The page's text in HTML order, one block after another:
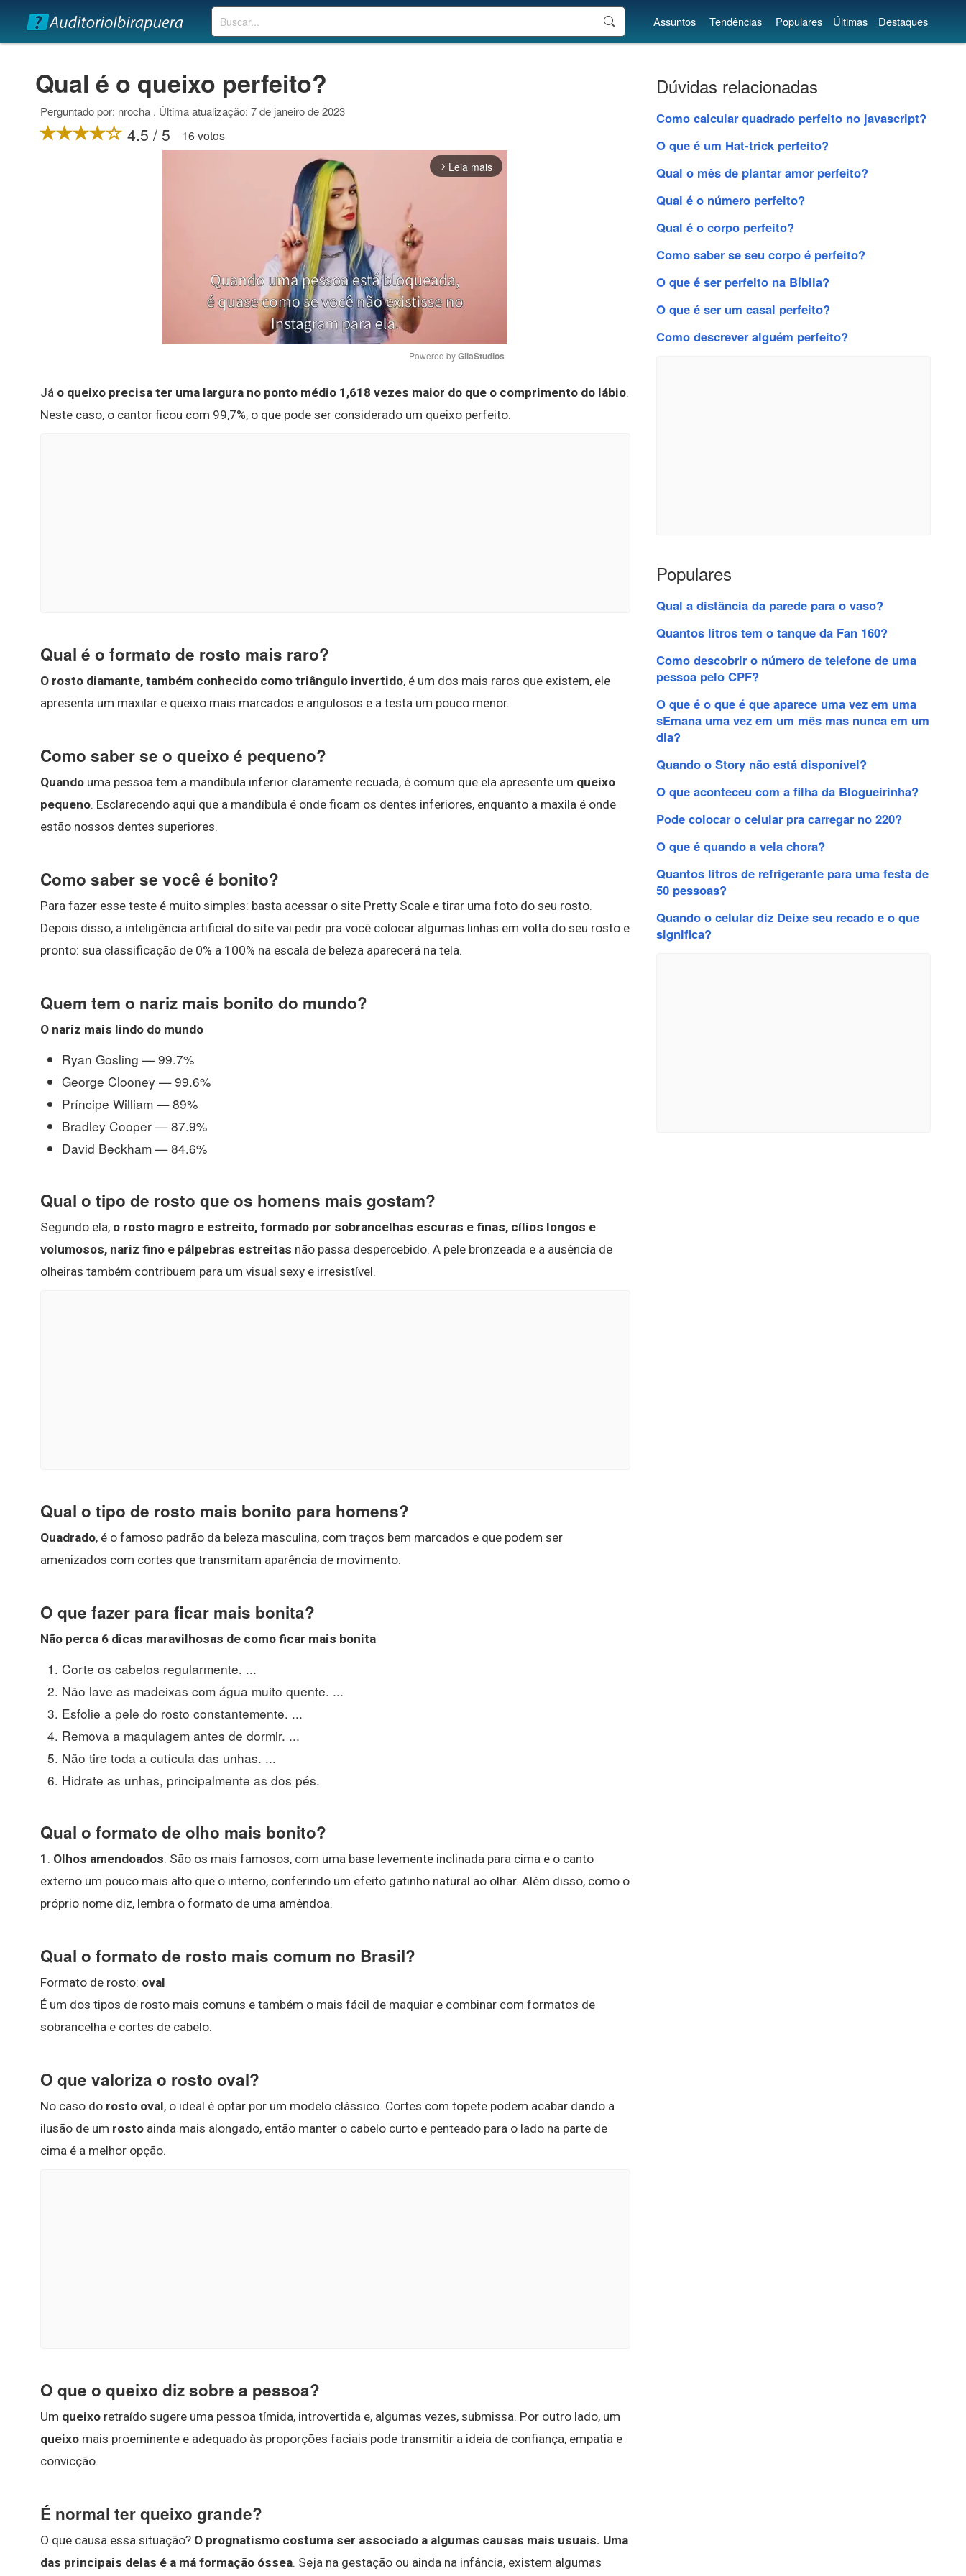
Buscar Assuntos Tendências Populares Últimas Destaques
Qual é o queixo perfeito?
Perguntado por: nrocha . Última atualização: 7 de janeiro de 2023
4.5 / 5 16 votos
arrow_forward_ios Leia mais
Mute
Powered by GliaStudios
Já o queixo precisa ter uma largura no ponto médio 1,618 vezes maior do que o comprimento do lábio.
Neste caso, o cantor ficou com 99,7%, o que pode ser considerado um queixo perfeito.
Qual é o formato de rosto mais raro?
O rosto diamante, também conhecido como triângulo invertido, é um dos mais raros que existem, ele
apresenta um maxilar e queixo mais marcados e angulosos e a testa um pouco menor.
Como saber se o queixo é pequeno?
Quando uma pessoa tem a mandíbula inferior claramente recuada, é comum que ela apresente um queixo
pequeno. Esclarecendo aqui que a mandíbula é onde ficam os dentes inferiores, enquanto a maxila é onde
estão nossos dentes superiores.
Como saber se você é bonito?
Para fazer esse teste é muito simples: basta acessar o site Pretty Scale e tirar uma foto do seu rosto.
Depois disso, a inteligência artificial do site vai pedir pra você colocar algumas linhas em volta do seu rosto e
pronto: sua classificação de 0% a 100% na escala de beleza aparecerá na tela.
Quem tem o nariz mais bonito do mundo?
O nariz mais lindo do mundo
Ryan Gosling — 99.7%
George Clooney — 99.6%
Príncipe William — 89%
Bradley Cooper — 87.9%
David Beckham — 84.6%
Qual o tipo de rosto que os homens mais gostam?
Segundo ela, o rosto magro e estreito, formado por sobrancelhas escuras e finas, cílios longos e
volumosos, nariz fino e pálpebras estreitas não passa despercebido. A pele bronzeada e a ausência de
olheiras também contribuem para um visual sexy e irresistível.
Qual o tipo de rosto mais bonito para homens?
Quadrado, é o famoso padrão da beleza masculina, com traços bem marcados e que podem ser
amenizados com cortes que transmitam aparência de movimento.
O que fazer para ficar mais bonita?
Não perca 6 dicas maravilhosas de como ficar mais bonita
Corte os cabelos regularmente. ...
Não lave as madeixas com água muito quente. ...
Esfolie a pele do rosto constantemente. ...
Remova a maquiagem antes de dormir. ...
Não tire toda a cutícula das unhas. ...
Hidrate as unhas, principalmente as dos pés.
Qual o formato de olho mais bonito?
1. Olhos amendoados. São os mais famosos, com uma base levemente inclinada para cima e o canto
externo um pouco mais alto que o interno, conferindo um efeito gatinho natural ao olhar. Além disso, como o
próprio nome diz, lembra o formato de uma amêndoa.
Qual o formato de rosto mais comum no Brasil?
Formato de rosto: oval
É um dos tipos de rosto mais comuns e também o mais fácil de maquiar e combinar com formatos de
sobrancelha e cortes de cabelo.
O que valoriza o rosto oval?
No caso do rosto oval, o ideal é optar por um modelo clássico. Cortes com topete podem acabar dando a
ilusão de um rosto ainda mais alongado, então manter o cabelo curto e penteado para o lado na parte de
cima é a melhor opção.
O que o queixo diz sobre a pessoa?
Um queixo retraído sugere uma pessoa tímida, introvertida e, algumas vezes, submissa. Por outro lado, um
queixo mais proeminente e adequado às proporções faciais pode transmitir a ideia de confiança, empatia e
convicção.
É normal ter queixo grande?
O que causa essa situação? O prognatismo costuma ser associado a algumas causas mais usuais. Uma
das principais delas é a má formação óssea. Seja na gestação ou ainda na infância, existem algumas
Dúvidas relacionadas
Como calcular quadrado perfeito no javascript?
O que é um Hat-trick perfeito?
Qual o mês de plantar amor perfeito?
Qual é o número perfeito?
Qual é o corpo perfeito?
Como saber se seu corpo é perfeito?
O que é ser perfeito na Bíblia?
O que é ser um casal perfeito?
Como descrever alguém perfeito?
Populares
Qual a distância da parede para o vaso?
Quantos litros tem o tanque da Fan 160?
Como descobrir o número de telefone de uma
pessoa pelo CPF?
O que é o que é que aparece uma vez em uma
sEmana uma vez em um mês mas nunca em um
dia?
Quando o Story não está disponível?
O que aconteceu com a filha da Blogueirinha?
Pode colocar o celular pra carregar no 220?
O que é quando a vela chora?
Quantos litros de refrigerante para uma festa de
50 pessoas?
Quando o celular diz Deixe seu recado e o que
significa?